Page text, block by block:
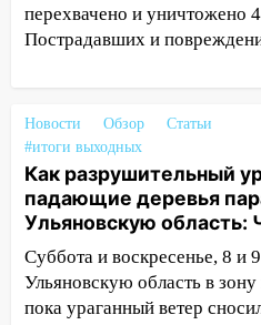
10:00 В Кузоватово
повредил кровли
09:20
Момент
машину в Ульяновске
09:16 Утро
началось с «глухой»
мосту
09:10 Соцсети: на
Ульяновске
перехвачено и уничтожено
Пострадавших и
Новости Обзор
Статьи
#итоги выходных
Как разрушительный
падающие деревья
Ульяновскую область:
Суббота и воскресенье, 8 и
Ульяновскую область в
пока ураганный ветер